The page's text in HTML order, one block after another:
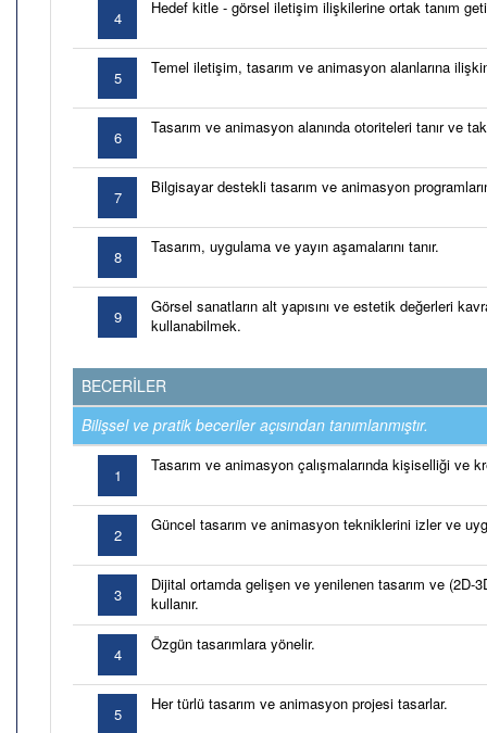
4
Hedef kitle - görsel iletişim ilişkilerine ortak tanım
5
Temel iletişim, tasarım ve animasyon alanlarına
6
Tasarım ve animasyon alanında otoriteleri tanır ve
7
Bilgisayar destekli tasarım ve animasyon
8
Tasarım, uygulama ve yayın aşamalarını tanır.
9
Görsel sanatların alt yapısını ve estetik değerleri
kullanabilmek.
BECERİLER
Bilişsel ve pratik beceriler açısından tanımlanmıştır.
1
Tasarım ve animasyon çalışmalarında kişiselliği ve
2
Güncel tasarım ve animasyon tekniklerini izler ve
3
Dijital ortamda gelişen ve yenilenen tasarım ve (2D-
kullanır.
4
Özgün tasarımlara yönelir.
5
Her türlü tasarım ve animasyon projesi tasarlar.